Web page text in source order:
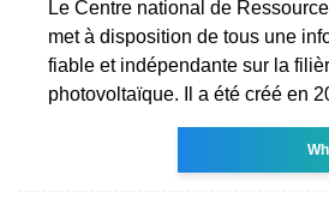
Le Centre national de
met à disposition de tous une
fiable et indépendante sur la
photovoltaïque. Il a été créé en